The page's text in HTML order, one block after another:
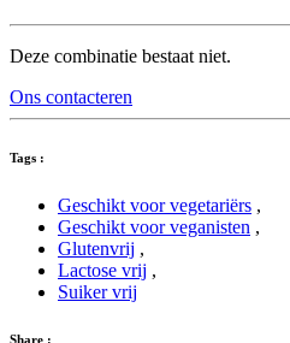
Deze combinatie bestaat niet.
Ons contacteren
Tags :
Geschikt voor vegetariërs ,
Geschikt voor veganisten ,
Glutenvrij ,
Lactose vrij ,
Suiker vrij
Share :